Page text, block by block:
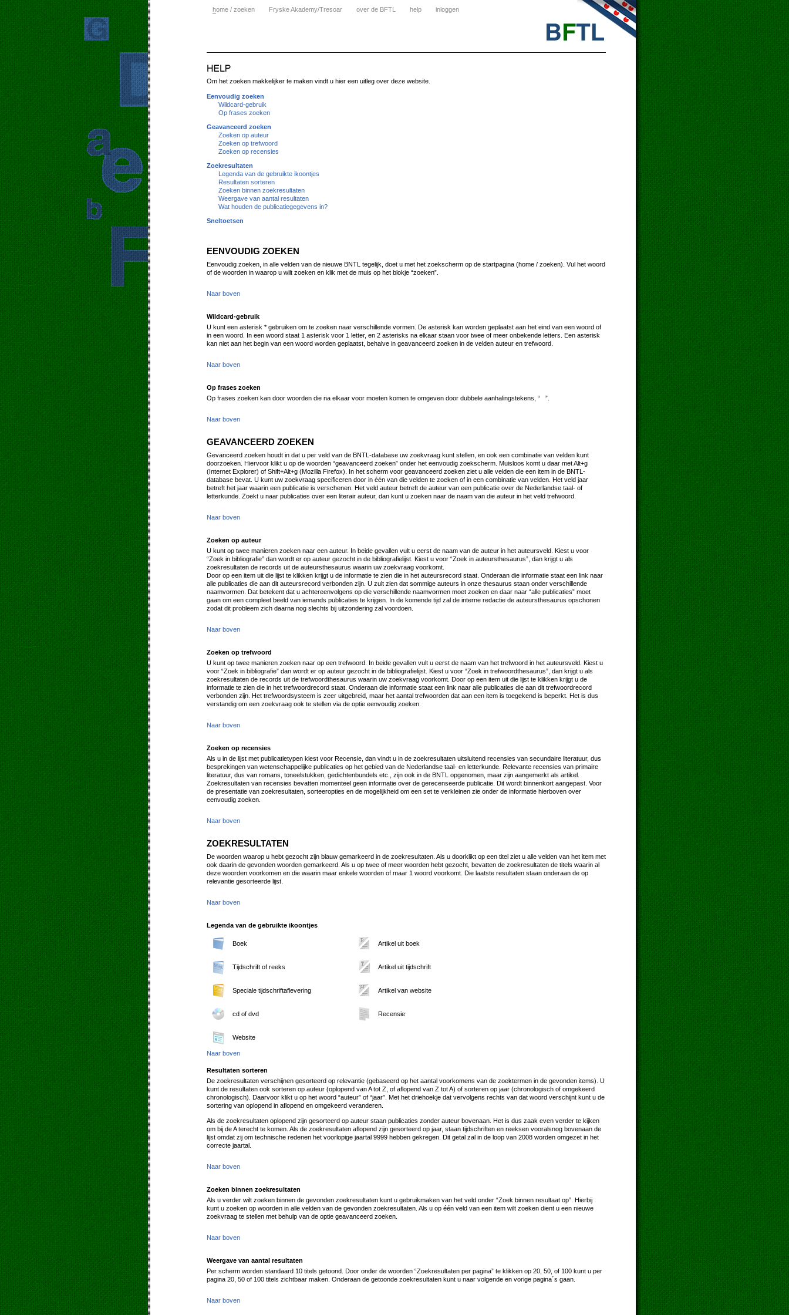
home / zoeken Fryske Akademy/Tresoar over de BFTL help inloggen
Om het zoeken makkelijker te maken vindt u hier een uitleg over deze website.
Eenvoudig zoeken
Wildcard-gebruik
Op frases zoeken
Geavanceerd zoeken
Zoeken op auteur
Zoeken op trefwoord
Zoeken op recensies
Zoekresultaten
Legenda van de gebruikte ikoontjes
Resultaten sorteren
Zoeken binnen zoekresultaten
Weergave van aantal resultaten
Wat houden de publicatiegegevens in?
Sneltoetsen
EENVOUDIG ZOEKEN
Eenvoudig zoeken, in alle velden van de nieuwe BNTL tegelijk, doet u met het zoekscherm op de startpagina (home / zoeken). Vul het woord
of de woorden in waarop u wilt zoeken en klik met de muis op het blokje “zoeken”.
Naar boven
Wildcard-gebruik
U kunt een asterisk * gebruiken om te zoeken naar verschillende vormen. De asterisk kan worden geplaatst aan het eind van een woord of
in een woord. In een woord staat 1 asterisk voor 1 letter, en 2 asterisks na elkaar staan voor twee of meer onbekende letters. Een asterisk
kan niet aan het begin van een woord worden geplaatst, behalve in geavanceerd zoeken in de velden auteur en trefwoord.
Naar boven
Op frases zoeken
Op frases zoeken kan door woorden die na elkaar voor moeten komen te omgeven door dubbele aanhalingstekens, “ ”.
Naar boven
GEAVANCEERD ZOEKEN
Gevanceerd zoeken houdt in dat u per veld van de BNTL-database uw zoekvraag kunt stellen, en ook een combinatie van velden kunt
doorzoeken. Hiervoor klikt u op de woorden “geavanceerd zoeken” onder het eenvoudig zoekscherm. Muisloos komt u daar met Alt+g
(Internet Explorer) of Shift+Alt+g (Mozilla Firefox). In het scherm voor geavanceerd zoeken ziet u alle velden die een item in de BNTL-
database bevat. U kunt uw zoekvraag specificeren door in één van die velden te zoeken of in een combinatie van velden. Het veld jaar
betreft het jaar waarin een publicatie is verschenen. Het veld auteur betreft de auteur van een publicatie over de Nederlandse taal- of
letterkunde. Zoekt u naar publicaties over een literair auteur, dan kunt u zoeken naar de naam van die auteur in het veld trefwoord.
Naar boven
Zoeken op auteur
U kunt op twee manieren zoeken naar een auteur. In beide gevallen vult u eerst de naam van de auteur in het auteursveld. Kiest u voor
“Zoek in bibliografie” dan wordt er op auteur gezocht in de bibliografielijst. Kiest u voor “Zoek in auteursthesaurus”, dan krijgt u als
zoekresultaten de records uit de auteursthesaurus waarin uw zoekvraag voorkomt.
Door op een item uit die lijst te klikken krijgt u de informatie te zien die in het auteursrecord staat. Onderaan die informatie staat een link naar
alle publicaties die aan dit auteursrecord verbonden zijn. U zult zien dat sommige auteurs in onze thesaurus staan onder verschillende
naamvormen. Dat betekent dat u achtereenvolgens op die verschillende naamvormen moet zoeken en daar naar “alle publicaties” moet
gaan om een compleet beeld van iemands publicaties te krijgen. In de komende tijd zal de interne redactie de auteursthesaurus opschonen
zodat dit probleem zich daarna nog slechts bij uitzondering zal voordoen.
Naar boven
Zoeken op trefwoord
U kunt op twee manieren zoeken naar op een trefwoord. In beide gevallen vult u eerst de naam van het trefwoord in het auteursveld. Kiest u
voor “Zoek in bibliografie” dan wordt er op auteur gezocht in de bibliografielijst. Kiest u voor “Zoek in trefwoordthesaurus”, dan krijgt u als
zoekresultaten de records uit de trefwoordthesaurus waarin uw zoekvraag voorkomt. Door op een item uit die lijst te klikken krijgt u de
informatie te zien die in het trefwoordrecord staat. Onderaan die informatie staat een link naar alle publicaties die aan dit trefwoordrecord
verbonden zijn. Het trefwoordsysteem is zeer uitgebreid, maar het aantal trefwoorden dat aan een item is toegekend is beperkt. Het is dus
verstandig om een zoekvraag ook te stellen via de optie eenvoudig zoeken.
Naar boven
Zoeken op recensies
Als u in de lijst met publicatietypen kiest voor Recensie, dan vindt u in de zoekresultaten uitsluitend recensies van secundaire literatuur, dus
besprekingen van wetenschappelijke publicaties op het gebied van de Nederlandse taal- en letterkunde. Relevante recensies van primaire
literatuur, dus van romans, toneelstukken, gedichtenbundels etc., zijn ook in de BNTL opgenomen, maar zijn aangemerkt als artikel.
Zoekresultaten van recensies bevatten momenteel geen informatie over de gerecenseerde publicatie. Dit wordt binnenkort aangepast. Voor
de presentatie van zoekresultaten, sorteeropties en de mogelijkheid om een set te verkleinen zie onder de informatie hierboven over
eenvoudig zoeken.
Naar boven
ZOEKRESULTATEN
De woorden waarop u hebt gezocht zijn blauw gemarkeerd in de zoekresultaten. Als u doorklikt op een titel ziet u alle velden van het item met
ook daarin de gevonden woorden gemarkeerd. Als u op twee of meer woorden hebt gezocht, bevatten de zoekresultaten de titels waarin al
deze woorden voorkomen en die waarin maar enkele woorden of maar 1 woord voorkomt. Die laatste resultaten staan onderaan de op
relevantie gesorteerde lijst.
Naar boven
Legenda van de gebruikte ikoontjes
Boek Artikel uit boek
Tijdschrift of reeks Artikel uit tijdschrift
Speciale tijdschriftaflevering Artikel van website
cd of dvd Recensie
Website
Naar boven
Resultaten sorteren
De zoekresultaten verschijnen gesorteerd op relevantie (gebaseerd op het aantal voorkomens van de zoektermen in de gevonden items). U
kunt de resultaten ook sorteren op auteur (oplopend van A tot Z, of aflopend van Z tot A) of sorteren op jaar (chronologisch of omgekeerd
chronologisch). Daarvoor klikt u op het woord “auteur” of “jaar”. Met het driehoekje dat vervolgens rechts van dat woord verschijnt kunt u de
sortering van oplopend in aflopend en omgekeerd veranderen.
Als de zoekresultaten oplopend zijn gesorteerd op auteur staan publicaties zonder auteur bovenaan. Het is dus zaak even verder te kijken
om bij de A terecht te komen. Als de zoekresultaten aflopend zijn gesorteerd op jaar, staan tijdschriften en reeksen vooralsnog bovenaan de
lijst omdat zij om technische redenen het voorlopige jaartal 9999 hebben gekregen. Dit getal zal in de loop van 2008 worden omgezet in het
correcte jaartal.
Naar boven
Zoeken binnen zoekresultaten
Als u verder wilt zoeken binnen de gevonden zoekresultaten kunt u gebruikmaken van het veld onder “Zoek binnen resultaat op”. Hierbij
kunt u zoeken op woorden in alle velden van de gevonden zoekresultaten. Als u op één veld van een item wilt zoeken dient u een nieuwe
zoekvraag te stellen met behulp van de optie geavanceerd zoeken.
Naar boven
Weergave van aantal resultaten
Per scherm worden standaard 10 titels getoond. Door onder de woorden “Zoekresultaten per pagina” te klikken op 20, 50, of 100 kunt u per
pagina 20, 50 of 100 titels zichtbaar maken. Onderaan de getoonde zoekresultaten kunt u naar volgende en vorige pagina´s gaan.
Naar boven